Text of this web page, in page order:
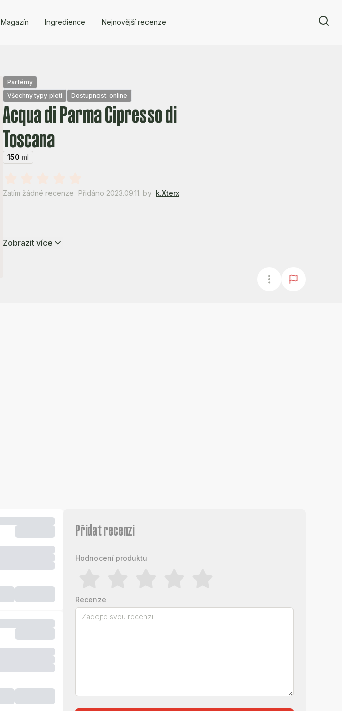
Magazín Ingredience Nejnovější recenze
Parfémy
Všechny typy pleti
Dostupnost: online
Acqua di Parma Cipresso di
Toscana
150 ml
Zatím žádné recenze Přidáno 2023.09.11. by k.Xterx
Zobrazit více
Přidat recenzi
Hodnocení produktu
Recenze